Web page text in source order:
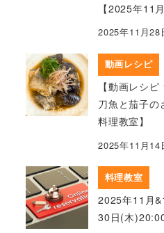
【2025年11
2025年11月28
動画レシピ
【動画レシ
刀魚と茄子の
料理教室】
2025年11月14
料理教室
2025年11月
30日(木